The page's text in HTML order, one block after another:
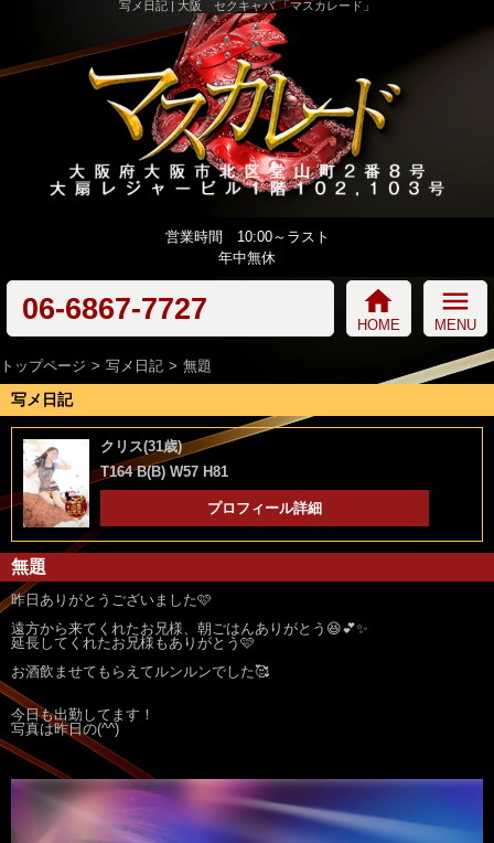
写メ日記 | 大阪 セクキャバ 「マスカレード」
営業時間 10:00～ラスト
年中無休
06-6867-7727 home
HOME
menu
MENU
トップページ 写メ日記 無題
写メ日記
クリス(31歳)
T164 B(B) W57 H81
プロフィール詳細
無題
昨日ありがとうございました🩷
遠方から来てくれたお兄様、朝ごはんありがとう😆💕✨
延長してくれたお兄様もありがとう🩷
お酒飲ませてもらえてルンルンでした🥰
今日も出勤してます！
写真は昨日の(^^)